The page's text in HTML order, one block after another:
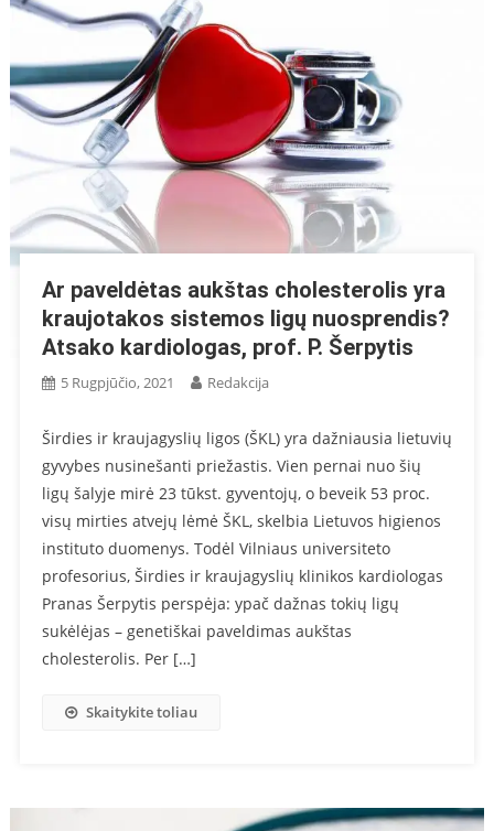
Ar paveldėtas aukštas cholesterolis yra
kraujotakos sistemos ligų nuosprendis?
Atsako kardiologas, prof. P. Šerpytis
5 Rugpjūčio, 2021 Redakcija
Širdies ir kraujagyslių ligos (ŠKL) yra dažniausia lietuvių
gyvybes nusinešanti priežastis. Vien pernai nuo šių
ligų šalyje mirė 23 tūkst. gyventojų, o beveik 53 proc.
visų mirties atvejų lėmė ŠKL, skelbia Lietuvos higienos
instituto duomenys. Todėl Vilniaus universiteto
profesorius, Širdies ir kraujagyslių klinikos kardiologas
Pranas Šerpytis perspėja: ypač dažnas tokių ligų
sukėlėjas – genetiškai paveldimas aukštas
cholesterolis. Per […]
Skaitykite toliau